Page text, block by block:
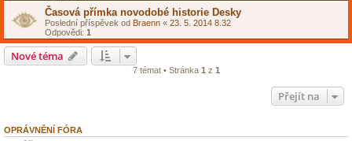
Časová přímka novodobé historie Desky
Poslední příspěvek od Braenn « 23. 5. 2014 8.32
Odpovědi: 1
Nové téma
7 témat • Stránka 1 z 1
Přejít na
OPRÁVNĚNÍ FÓRA